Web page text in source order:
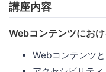
講座内容
Webコンテンツにお
Webコンテンツ